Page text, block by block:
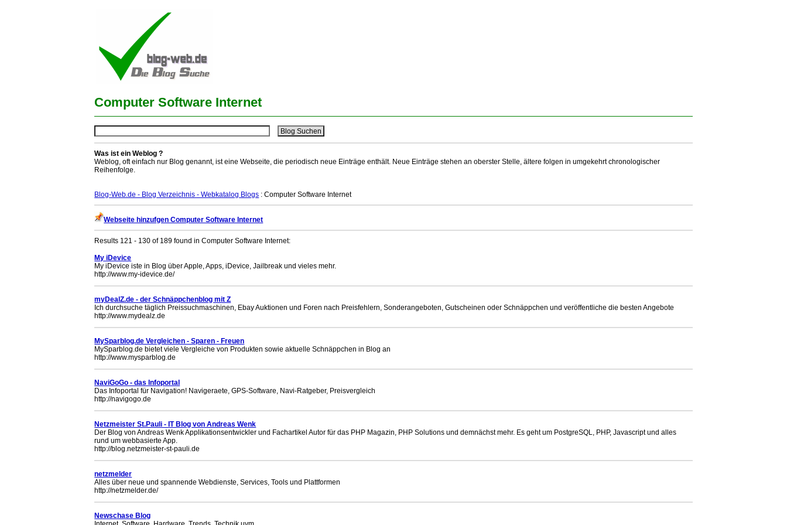
Computer Software Internet
Was ist ein Weblog ?
Weblog, oft einfach nur Blog genannt, ist eine Webseite, die periodisch neue Einträge enthält. Neue Einträge stehen an oberster Stelle, ältere folgen in umgekehrt chronologischer
Reihenfolge.
Blog-Web.de - Blog Verzeichnis - Webkatalog Blogs : Computer Software Internet
Webseite hinzufgen Computer Software Internet
Results 121 - 130 of 189 found in Computer Software Internet:
My iDevice
My iDevice iste in Blog über Apple, Apps, iDevice, Jailbreak und vieles mehr.
http://www.my-idevice.de/
myDealZ.de - der Schnäppchenblog mit Z
Ich durchsuche täglich Preissuchmaschinen, Ebay Auktionen und Foren nach Preisfehlern, Sonderangeboten, Gutscheinen oder Schnäppchen und veröffentliche die besten Angebote
http://www.mydealz.de
MySparblog.de Vergleichen - Sparen - Freuen
MySparblog.de bietet viele Vergleiche von Produkten sowie aktuelle Schnäppchen in Blog an
http://www.mysparblog.de
NaviGoGo - das Infoportal
Das Infoportal für Navigation! Navigeraete, GPS-Software, Navi-Ratgeber, Preisvergleich
http://navigogo.de
Netzmeister St.Pauli - IT Blog von Andreas Wenk
Der Blog von Andreas Wenk Applikationsentwickler und Fachartikel Autor für das PHP Magazin, PHP Solutions und demnächst mehr. Es geht um PostgreSQL, PHP, Javascript und alles
rund um webbasierte App.
http://blog.netzmeister-st-pauli.de
netzmelder
Alles über neue und spannende Webdienste, Services, Tools und Plattformen
http://netzmelder.de/
Newschase Blog